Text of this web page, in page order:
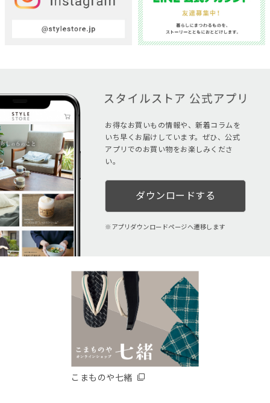
お得なお買いもの情報や、新着コラムを
いち早くお届けしています。ぜひ、公式
アプリでのお買い物をお楽しみくださ
い。
ダウンロードする
アプリダウンロードページへ遷移します
こまものや七緒